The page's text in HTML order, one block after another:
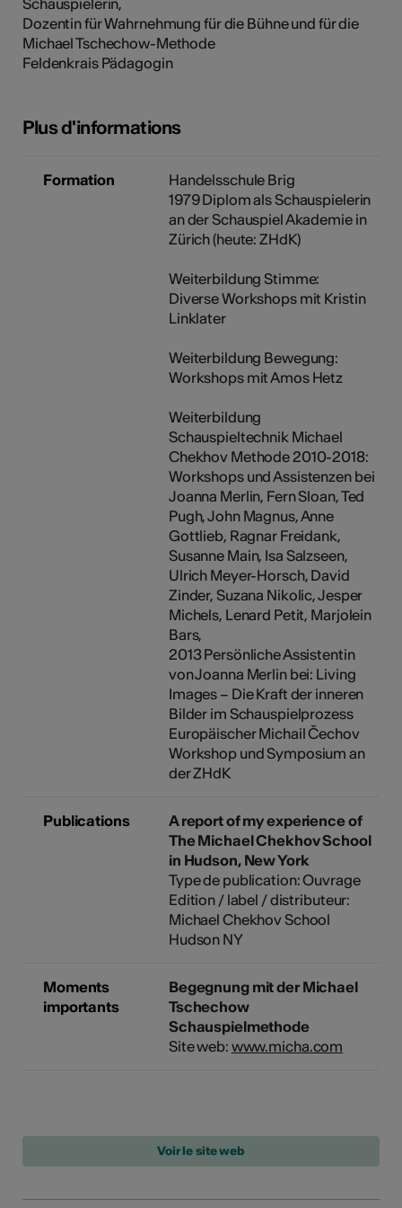
Dozentin für Wahrnehmung für die Bühne und für die
Michael Tschechow-Methode
Feldenkrais Pädagogin
Plus d'informations
Formation
Handelsschule Brig
1979 Diplom als Schauspielerin
an der Schauspiel Akademie in
Zürich (heute: ZHdK)
Weiterbildung Stimme:
Diverse Workshops mit Kristin
Linklater
Weiterbildung Bewegung:
Workshops mit Amos Hetz
Weiterbildung
Schauspieltechnik Michael
Chekhov Methode 2010-2018:
Workshops und Assistenzen bei
Joanna Merlin, Fern Sloan, Ted
Pugh, John Magnus, Anne
Gottlieb, Ragnar Freidank,
Susanne Main, Isa Salzseen,
Ulrich Meyer-Horsch, David
Zinder, Suzana Nikolic, Jesper
Michels, Lenard Petit, Marjolein
Bars,
2013 Persönliche Assistentin
von Joanna Merlin bei: Living
Images – Die Kraft der inneren
Bilder im Schauspielprozess
Europäischer Michail Čechov
Workshop und Symposium an
der ZHdK
Publications
A report of my experience of
The Michael Chekhov School
in Hudson, New York
Type de publication: Ouvrage
Edition / label / distributeur:
Michael Chekhov School
Hudson NY
Moments
importants
Begegnung mit der Michael
Tschechow
Schauspielmethode
Site web: www.micha.com